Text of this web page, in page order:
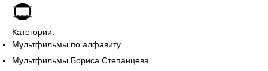
Категории:
Мультфильмы по алфавиту
Мультфильмы Бориса Степанцева